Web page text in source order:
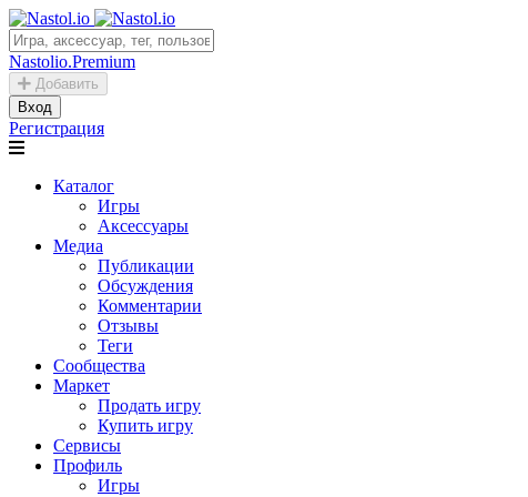
Nastolio.Premium
Добавить
Вход
Регистрация
Каталог
Игры
Аксессуары
Медиа
Публикации
Обсуждения
Комментарии
Отзывы
Теги
Сообщества
Маркет
Продать игру
Купить игру
Сервисы
Профиль
Игры